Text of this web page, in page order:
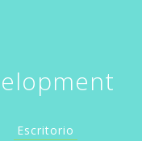
Escritorio